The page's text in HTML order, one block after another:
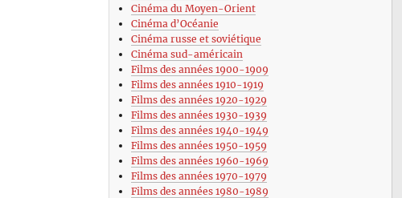
Cinéma du Moyen-Orient
Cinéma d’Océanie
Cinéma russe et soviétique
Cinéma sud-américain
Films des années 1900-1909
Films des années 1910-1919
Films des années 1920-1929
Films des années 1930-1939
Films des années 1940-1949
Films des années 1950-1959
Films des années 1960-1969
Films des années 1970-1979
Films des années 1980-1989